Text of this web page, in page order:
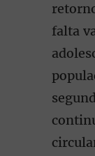
falta